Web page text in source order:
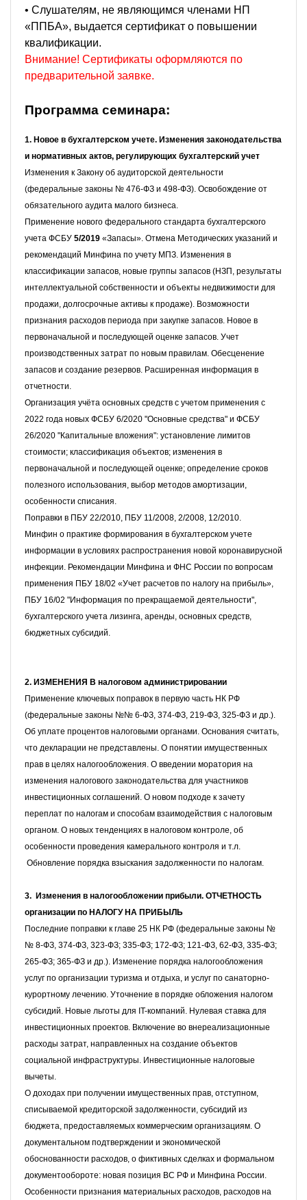
• Слушателям, не являющимся членами НП
«ППБА», выдается сертификат о повышении
квалификации.
Внимание! Сертификаты оформляются по
предварительной заявке.
Программа семинара:
1. Новое в бухгалтерском учете. Изменения законодательства
и нормативных актов, регулирующих бухгалтерский учет
Изменения к Закону об аудиторской деятельности
(федеральные законы № 476-ФЗ и 498-ФЗ). Освобождение от
обязательного аудита малого бизнеса.
Применение нового федерального стандарта бухгалтерского
учета ФСБУ 5/2019 «Запасы». Отмена Методических указаний и
рекомендаций Минфина по учету МПЗ. Изменения в
классификации запасов, новые группы запасов (НЗП, результаты
интеллектуальной собственности и объекты недвижимости для
продажи, долгосрочные активы к продаже). Возможности
признания расходов периода при закупке запасов. Новое в
первоначальной и последующей оценке запасов. Учет
производственных затрат по новым правилам. Обесценение
запасов и создание резервов. Расширенная информация в
отчетности.
Организация учёта основных средств с учетом применения с
2022 года новых ФСБУ 6/2020 "Основные средства" и ФСБУ
26/2020 "Капитальные вложения": установление лимитов
стоимости; классификация объектов; изменения в
первоначальной и последующей оценке; определение сроков
полезного использования, выбор методов амортизации,
особенности списания.
Поправки в ПБУ 22/2010, ПБУ 11/2008, 2/2008, 12/2010.
Минфин о практике формирования в бухгалтерском учете
информации в условиях распространения новой коронавирусной
инфекции. Рекомендации Минфина и ФНС России по вопросам
применения ПБУ 18/02 «Учет расчетов по налогу на прибыль»
ПБУ 16/02 "Информация по прекращаемой деятельности",
бухгалтерского учета лизинга, аренды, основных средств,
бюджетных субсидий.
2. ИЗМЕНЕНИЯ В налоговом администрировании
Применение ключевых поправок в первую часть НК РФ
(федеральные законы №№ 6-ФЗ, 374-ФЗ, 219-ФЗ, 325-ФЗ и др.).
Об уплате процентов налоговыми органами. Основания считать,
что декларации не представлены. О понятии имущественных
прав в целях налогообложения. О введении моратория на
изменения налогового законодательства для участников
инвестиционных соглашений. О новом подходе к зачету
переплат по налогам и способам взаимодействия с налоговым
органом. О новых тенденциях в налоговом контроле, об
особенности проведения камерального контроля и т.л.
Обновление порядка взыскания задолженности по налогам.
3. Изменения в налогообложении прибыли. ОТЧЕТНОСТЬ
организации по НАЛОГУ НА ПРИБЫЛЬ
Последние поправки к главе 25 НК РФ (федеральные законы №
№ 8-ФЗ, 374-ФЗ, 323-ФЗ; 335-ФЗ; 172-ФЗ; 121-ФЗ, 62-ФЗ, 335-ФЗ;
265-ФЗ; 365-ФЗ и др.). Изменение порядка налогообложения
услуг по организации туризма и отдыха, и услуг по санаторно-
курортному лечению. Уточнение в порядке обложения налогом
субсидий. Новые льготы для IT-компаний. Нулевая ставка для
инвестиционных проектов. Включение во внереализационные
расходы затрат, направленных на создание объектов
социальной инфраструктуры. Инвестиционные налоговые
вычеты.
О доходах при получении имущественных прав, отступном,
списываемой кредиторской задолженности, субсидий из
бюджета, предоставляемых коммерческим организациям. О
документальном подтверждении и экономической
обоснованности расходов, о фиктивных сделках и формальном
документообороте: новая позиция ВС РФ и Минфина России.
Особенности признания материальных расходов, расходов на